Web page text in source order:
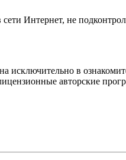
Интернет, не
в
авторские